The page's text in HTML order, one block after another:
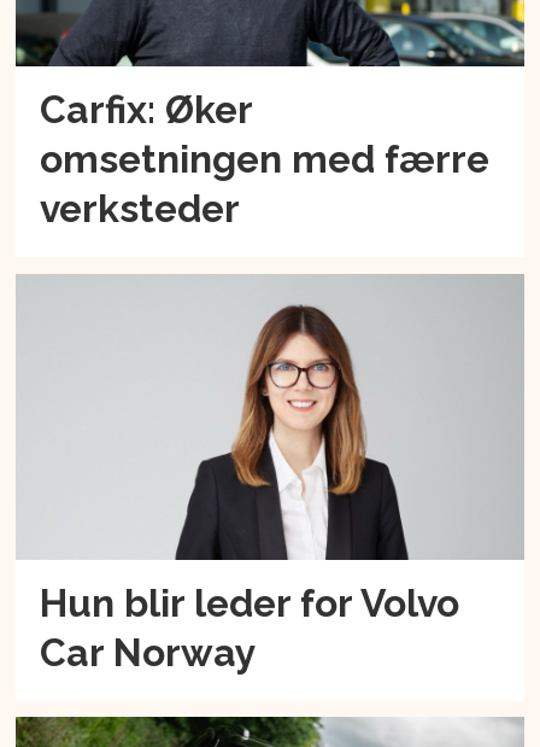
Carfix: Øker
omsetningen med færre
verksteder
Hun blir leder for Volvo
Car Norway